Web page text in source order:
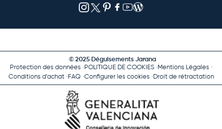
© 2025 Déguisements Jarana
Protection des données
POLITIQUE DE COOKIES
Mentions Légales
Conditions d'achat
FAQ Configurer les cookies Droit de rétractation